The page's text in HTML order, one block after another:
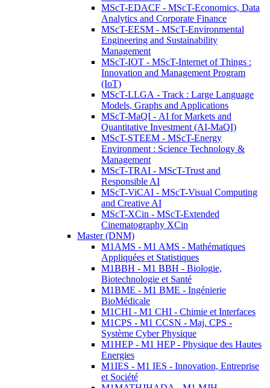
MScT-EDACF - MScT-Economics, Data
Analytics and Corporate Finance
MScT-EESM - MScT-Environmental
Engineering and Sustainability
Management
MScT-IOT - MScT-Internet of Things :
Innovation and Management Program
(IoT)
MScT-LLGA - Track : Large Language
Models, Graphs and Applications
MScT-MaQI - AI for Markets and
Quantitative Investment (AI-MaQI)
MScT-STEEM - MScT-Energy
Environment : Science Technology &
Management
MScT-TRAI - MScT-Trust and
Responsible AI
MScT-ViCAI - MScT-Visual Computing
and Creative AI
MScT-XCin - MScT-Extended
Cinematography XCin
Master (DNM)
M1AMS - M1 AMS - Mathématiques
Appliquées et Statistiques
M1BBH - M1 BBH - Biologie,
Biotechnologie et Santé
M1BME - M1 BME - Ingénierie
BioMédicale
M1CHI - M1 CHI - Chimie et Interfaces
M1CPS - M1 CCSN - Maj. CPS -
Système Cyber Physique
M1HEP - M1 HEP - Physique des Hautes
Energies
M1IES - M1 IES - Innovation, Entreprise
et Société